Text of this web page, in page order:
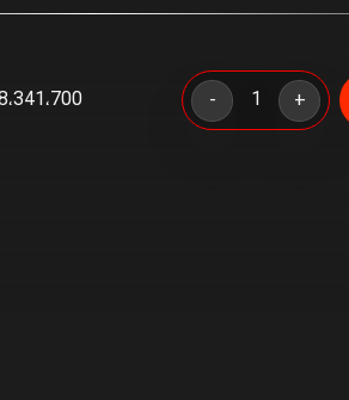
چهار
نظام
+
-